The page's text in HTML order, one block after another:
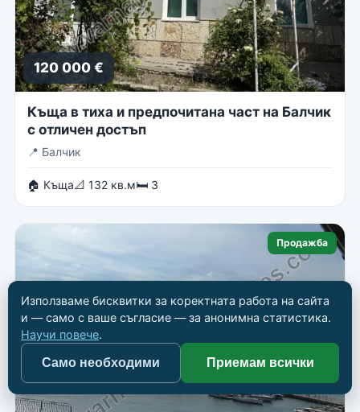
120 000 €
Къща в тиха и предпочитана част на Балчик
с отличен достъп
📍 Балчик
🏠 Къща📐 132 кв.м🛏 3
Продажба
Използваме бисквитки за коректната работа на сайта
и — само с ваше съгласие — за анонимна статистика.
Научи повече.
Само необходими Приемам всички